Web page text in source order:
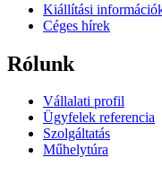
Kiállítási
Céges hírek
Rólunk
Vállalati profil
Ügyfelek referencia
Szolgáltatás
Műhelytúra